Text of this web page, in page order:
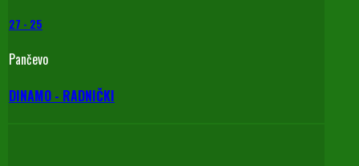
27 - 25
Pančevo
DINAMO - RADNIČKI